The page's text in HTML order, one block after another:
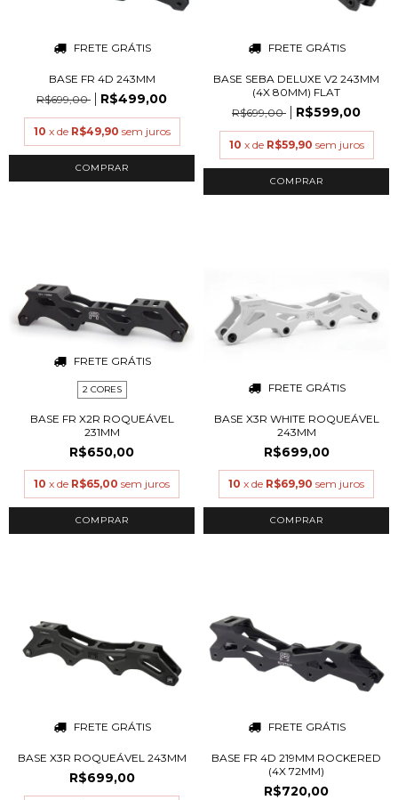
FRETE GRÁTIS
BASE FR 4D 243MM
R$699,00
R$499,00
10 x de R$49,90 sem juros
COMPRAR
FRETE GRÁTIS
BASE SEBA DELUXE V2 243MM
(4X 80MM) FLAT
R$699,00
R$599,00
10 x de R$59,90 sem juros
COMPRAR
FRETE GRÁTIS
2 CORES
BASE FR X2R ROQUEÁVEL
231MM
R$650,00
10 x de R$65,00 sem juros
COMPRAR
FRETE GRÁTIS
BASE X3R WHITE ROQUEÁVEL
243MM
R$699,00
10 x de R$69,90 sem juros
COMPRAR
FRETE GRÁTIS
BASE X3R ROQUEÁVEL 243MM
R$699,00
FRETE GRÁTIS
BASE FR 4D 219MM ROCKERED
(4X 72MM)
R$720,00